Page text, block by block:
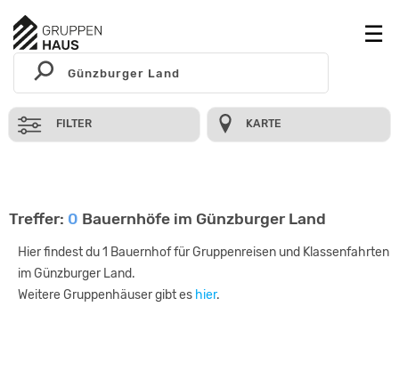
FILTER KARTE
Treffer: 0 Bauernhöfe im Günzburger Land
Hier findest du 1 Bauernhof für Gruppenreisen und Klassenfahrten
im Günzburger Land.
Weitere Gruppenhäuser gibt es hier.